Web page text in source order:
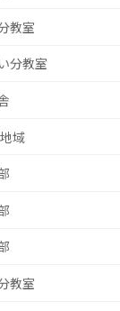
教室
分教室
域
教室